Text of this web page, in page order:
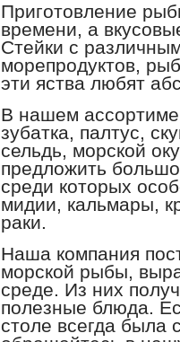
Приготовление
времени, а
Стейки с
морепродуктов,
эти яства любят
В нашем
зубатка, палтус,
сельдь, морской
предложить
среди которых
мидии, кальмары,
раки.
Наша компания
морской рыбы,
среде. Из них
полезные блюда.
столе всегда была